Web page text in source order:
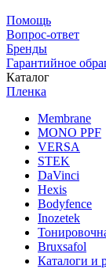
Помощь
Вопрос-ответ
Бренды
Гарантийное
Каталог
Пленка
Membrane
MONO PPF
VERSA
STEK
DaVinci
Hexis
Bodyfence
Inozetek
Bruxsafol
Каталоги и